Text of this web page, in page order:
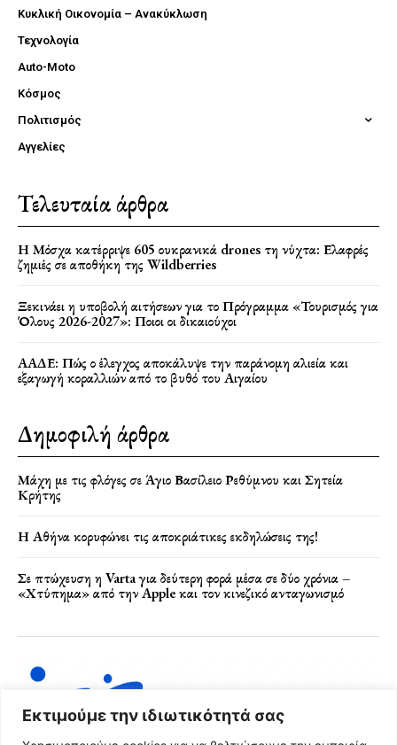
Εκτιμούμε την ιδιωτικότητά σας
Κυκλική Οικονομία – Ανακύκλωση
Τεχνολογία
Auto-Moto
Κόσμος
Πολιτισμός
Αγγελίες
Τελευταία άρθρα
Η Μόσχα κατέρριψε 605 ουκρανικά drones τη νύχτα: Ελαφρές
ζημιές σε αποθήκη της Wildberries
Ξεκινάει η υποβολή αιτήσεων για το Πρόγραμμα «Τουρισμός για
Όλους 2026-2027»: Ποιοι οι δικαιούχοι
ΑΑΔΕ: Πώς ο έλεγχος αποκάλυψε την παράνομη αλιεία και
εξαγωγή κοραλλιών από το βυθό του Αιγαίου
Δημοφιλή άρθρα
Μάχη με τις φλόγες σε Άγιο Βασίλειο Ρεθύμνου και Σητεία
Κρήτης
Η Αθήνα κορυφώνει τις αποκριάτικες εκδηλώσεις της!
Σε πτώχευση η Varta για δεύτερη φορά μέσα σε δύο χρόνια –
«Χτύπημα» από την Apple και τον κινεζικό ανταγωνισμό